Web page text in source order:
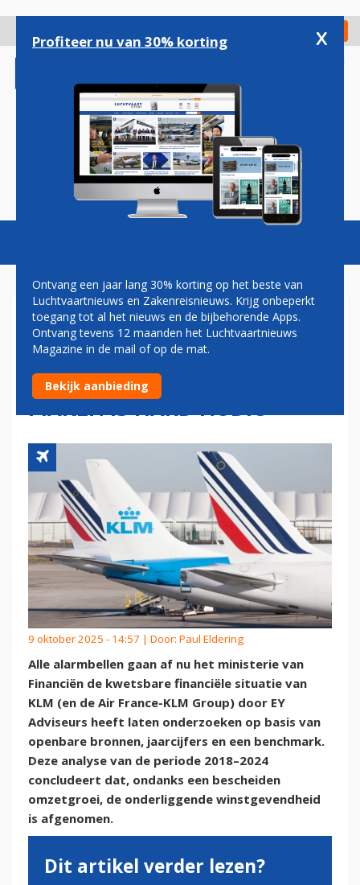
gaan
Check in
Magazine Podcasts Vacatures
KLM MOET VAN MINISTER
SNEL FINANCIEEL ORDE OP
ZAKEN STELLEN: 'WINST
MAKEN IS HARD NODIG’
9 oktober 2025 - 14:57 | Door: Paul Eldering
Alle alarmbellen gaan af nu het ministerie van
Financiën de kwetsbare financiële situatie van
KLM (en de Air France-KLM Group) door EY
Adviseurs heeft laten onderzoeken op basis van
openbare bronnen, jaarcijfers en een benchmark.
Deze analyse van de periode 2018–2024
concludeert dat, ondanks een bescheiden
omzetgroei, de onderliggende winstgevendheid
is afgenomen.
Dit artikel verder lezen?
Profiteer nu van 30% korting x
Ontvang een jaar lang 30% korting op het beste van
Luchtvaartnieuws en Zakenreisnieuws. Krijg onbeperkt
toegang tot al het nieuws en de bijbehorende Apps.
Ontvang tevens 12 maanden het Luchtvaartnieuws
Magazine in de mail of op de mat.
Bekijk aanbieding